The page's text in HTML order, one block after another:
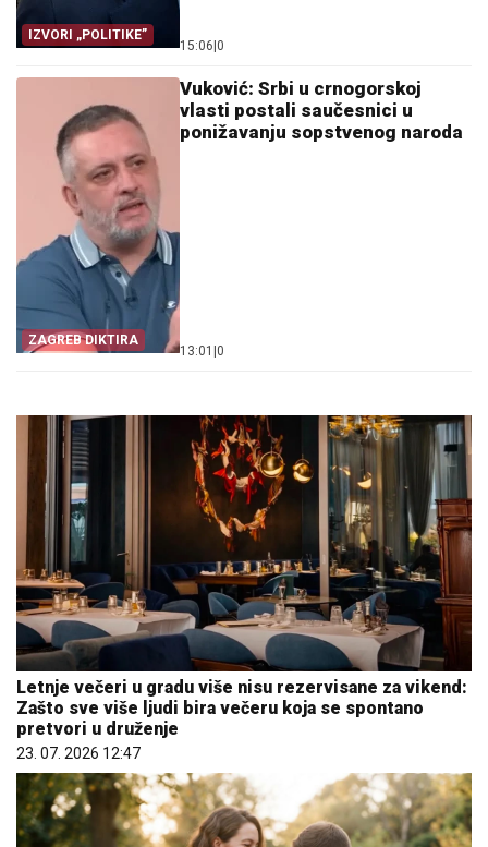
IZVORI „POLITIKE”
15:06 0
ZAGREB DIKTIRA
Vuković: Srbi u crnogorskoj
vlasti postali saučesnici u
ponižavanju sopstvenog naroda
13:01 0
Letnje večeri u gradu više nisu rezervisane za vikend:
Zašto sve više ljudi bira večeru koja se spontano
pretvori u druženje
23. 07. 2026 12:47